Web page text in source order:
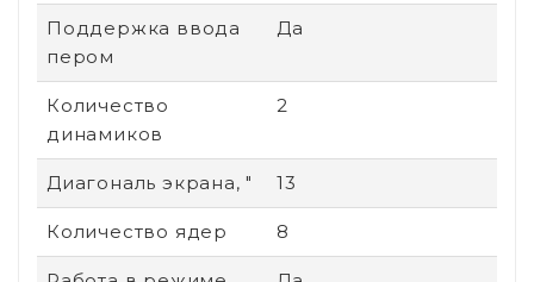
Поддержка ввода
пером
Да
Количество
динамиков
2
Диагональ экрана, " 13
Количество ядер 8